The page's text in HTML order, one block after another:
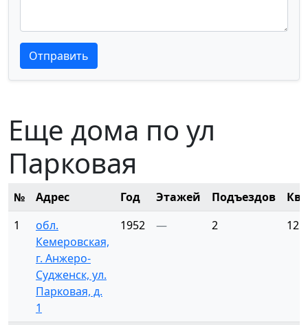
Текст отзыва
Текст отзыва
Отправить
Еще дома по ул
Парковая
№ Адрес Год Этажей Подъездов
1
обл.
Кемеровская,
г. Анжеро-
Судженск, ул.
Парковая, д.
1
1952 — 2 12